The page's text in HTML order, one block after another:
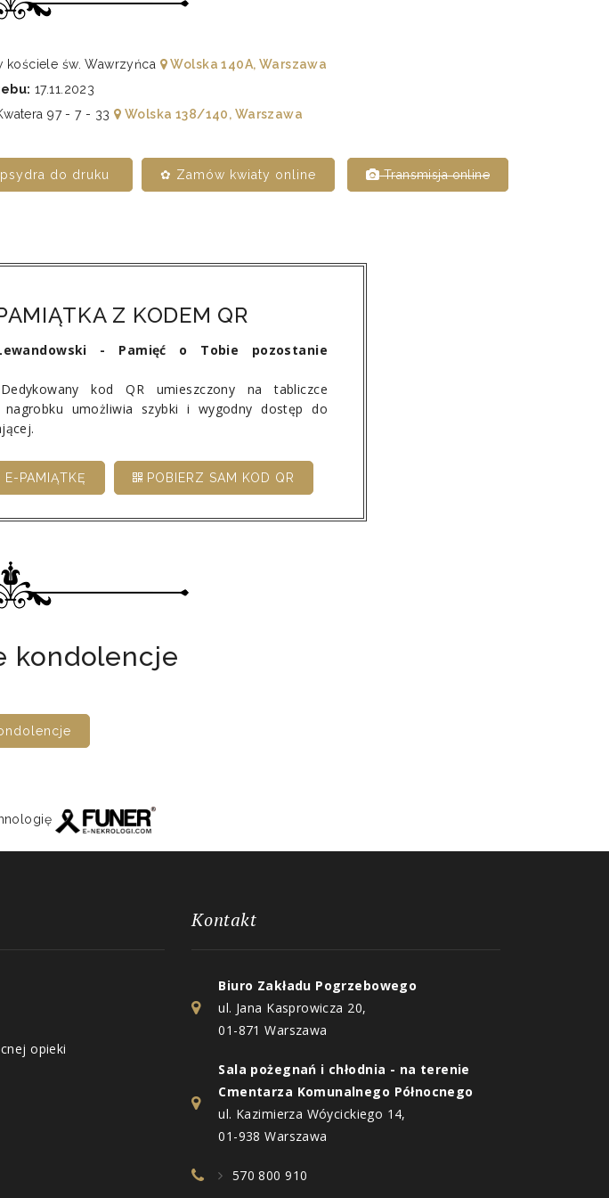
kościele św. Wawrzyńca
Wolska 140A, Warszawa
17.11.2023
97 - 7 - 33 Wolska 138/140, Warszawa
do druku ✿ Zamów kwiaty online Transmisja online
Z KODEM QR
- Pamięć o Tobie pozostanie
kod QR umieszczony na tabliczce
nagrobku umożliwia szybki i wygodny dostęp do
E-PAMIĄTKĘ POBIERZ SAM KOD QR
kondolencje
opieki
Kontakt
Biuro Zakładu Pogrzebowego
ul. Jana Kasprowicza 20,
01-871 Warszawa
Sala pożegnań i chłodnia - na terenie
Cmentarza Komunalnego Północnego
ul. Kazimierza Wóycickiego 14,
01-938 Warszawa
570 800 910